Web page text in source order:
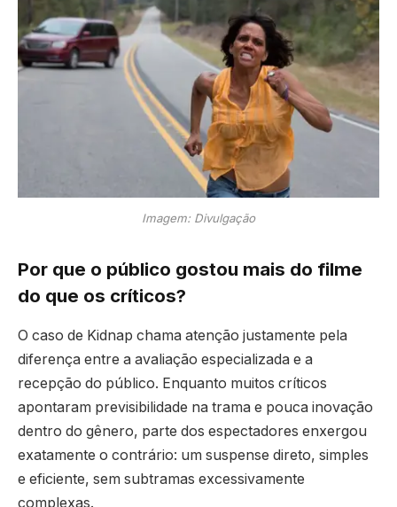
Imagem: Divulgação
Por que o público gostou mais do filme
do que os críticos?
O caso de Kidnap chama atenção justamente pela
diferença entre a avaliação especializada e a
recepção do público. Enquanto muitos críticos
apontaram previsibilidade na trama e pouca inovação
dentro do gênero, parte dos espectadores enxergou
exatamente o contrário: um suspense direto, simples
e eficiente, sem subtramas excessivamente
complexas.